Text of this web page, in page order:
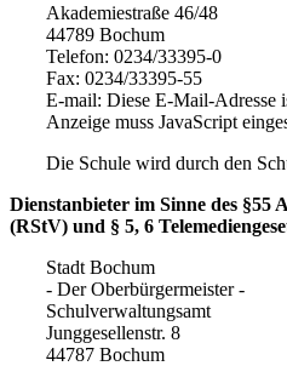
Akademiestraße 46/48
44789 Bochum
Telefon: 0234/33395-0
Fax: 0234/33395-55
E-mail: Diese E-Mail-Adresse
Anzeige muss JavaScript
Die Schule wird durch den
Dienstanbieter im Sinne des §55
(RStV) und § 5, 6
Stadt Bochum
- Der Oberbürgermeister -
Schulverwaltungsamt
Junggesellenstr. 8
44787 Bochum